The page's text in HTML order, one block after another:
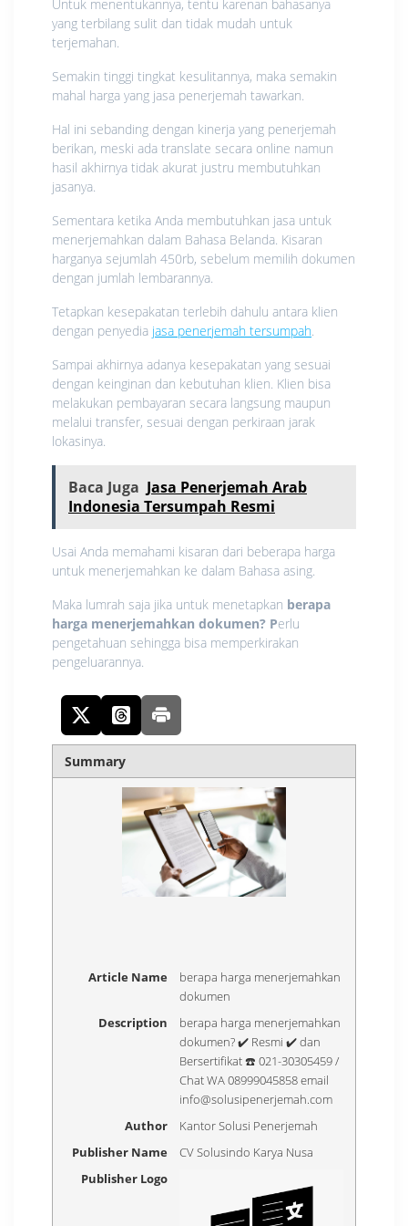
Untuk menentukannya, tentu karenan bahasanya
yang terbilang sulit dan tidak mudah untuk
terjemahan.
Semakin tinggi tingkat kesulitannya, maka semakin
mahal harga yang jasa penerjemah tawarkan.
Hal ini sebanding dengan kinerja yang penerjemah
berikan, meski ada translate secara online namun
hasil akhirnya tidak akurat justru membutuhkan
jasanya.
Sementara ketika Anda membutuhkan jasa untuk
menerjemahkan dalam Bahasa Belanda. Kisaran
harganya sejumlah 450rb, sebelum memilih dokumen
dengan jumlah lembarannya.
Tetapkan kesepakatan terlebih dahulu antara klien
dengan penyedia jasa penerjemah tersumpah
Sampai akhirnya adanya kesepakatan yang sesuai
dengan keinginan dan kebutuhan klien. Klien bisa
melakukan pembayaran secara langsung maupun
melalui transfer, sesuai dengan perkiraan jarak
lokasinya.
Baca Juga Jasa Penerjemah Arab
Indonesia Tersumpah Resmi
Usai Anda memahami kisaran dari beberapa harga
untuk menerjemahkan ke dalam Bahasa asing.
Maka lumrah saja jika untuk menetapkan berapa
harga menerjemahkan dokumen? Perlu
pengetahuan sehingga bisa memperkirakan
pengeluarannya.
Summary
Article Name
berapa harga menerjemahkan
dokumen
Description
berapa harga menerjemahkan
dokumen? ✔️ Resmi ✔️ dan
Bersertifikat ☎️ 021-30305459 /
Chat WA 08999045858 email
info@solusipenerjemah.com
Author
Kantor Solusi Penerjemah
Publisher Name
CV Solusindo Karya Nusa
Publisher Logo